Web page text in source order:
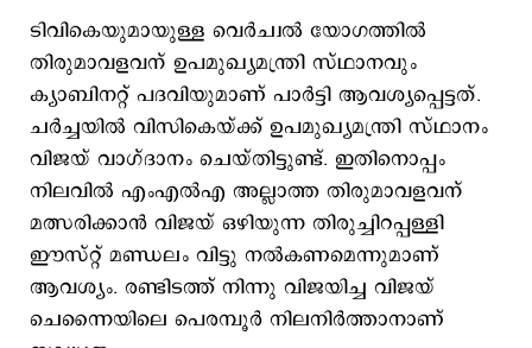
ടിവികെയുമായുള്ള വെര്‍ച്വല്‍ യോഗത്തില്‍
തിരുമാവളവന് ഉപമുഖ്യമന്ത്രി സ്ഥാനവും
ക്യാബിനറ്റ് പദവിയുമാണ് പാര്‍ട്ടി ആവശ്യപ്പെട്ടത്.
ചര്‍ച്ചയില്‍ വിസികെയ്ക്ക് ഉപമുഖ്യമന്ത്രി സ്ഥാനം
വിജയ് വാഗ്ദാനം ചെയ്തിട്ടുണ്ട്. ഇതിനൊപ്പം
നിലവില്‍ എംഎല്‍എ അല്ലാത്ത തിരുമാവളവന്
മത്സരിക്കാന്‍ വിജയ് ഒഴിയുന്ന തിരുച്ചിറപ്പള്ളി
ഈസ്റ്റ് മണ്ഡലം വിട്ടു നല്‍കണമെന്നുമാണ്
ആവശ്യം. രണ്ടിടത്ത് നിന്നു വിജയിച്ച വിജയ്
ചെന്നൈയിലെ പെരമ്പൂർ നിലനിർത്താനാണ്